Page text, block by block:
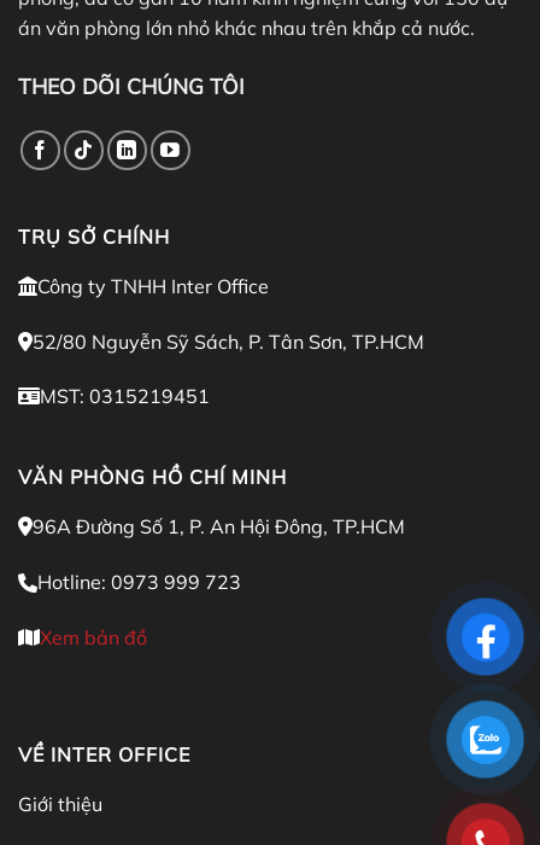
án văn phòng lớn nhỏ khác nhau trên khắp cả nước.
THEO DÕI CHÚNG TÔI
TRỤ SỞ CHÍNH
Công ty TNHH Inter Office
52/80 Nguyễn Sỹ Sách, P. Tân Sơn, TP.HCM
MST: 0315219451
VĂN PHÒNG HỒ CHÍ MINH
96A Đường Số 1, P. An Hội Đông, TP.HCM
Hotline: 0973 999 723
Xem bản đồ
VỀ INTER OFFICE
Giới thiệu